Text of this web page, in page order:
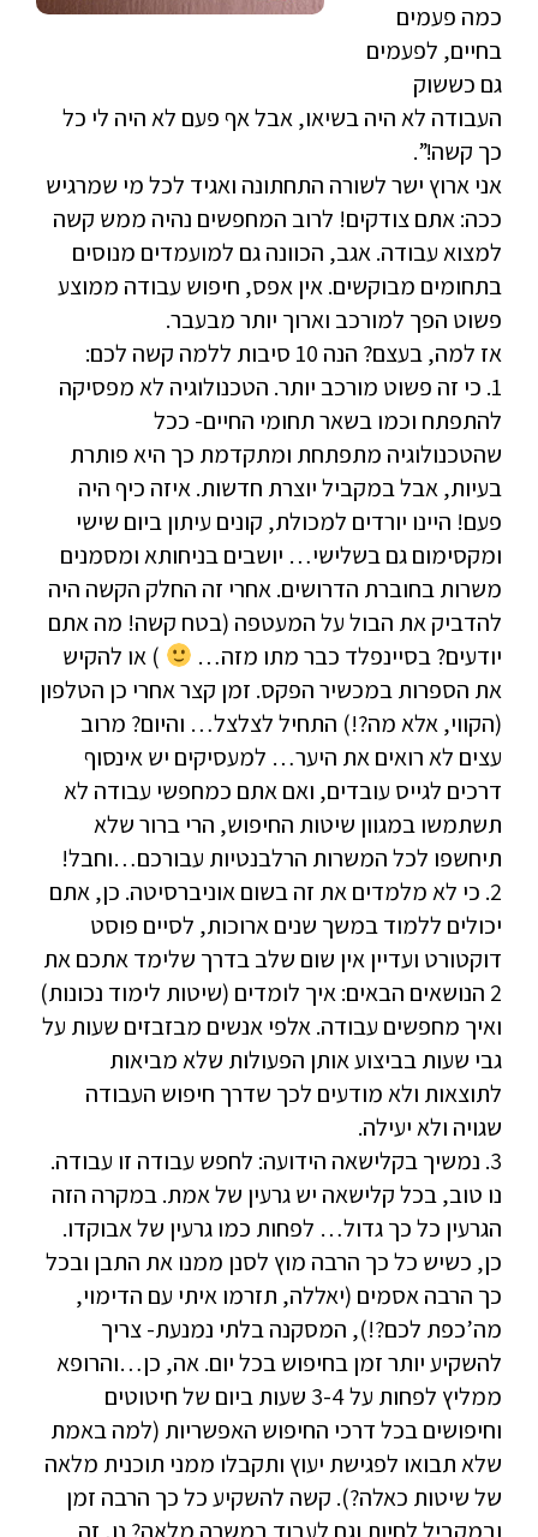
כמה פעמים
בחיים, לפעמים
גם כששוק
העבודה לא היה בשיאו, אבל אף פעם לא היה לי כל
כך קשה!”.
אני ארוץ ישר לשורה התחתונה ואגיד לכל מי שמרגיש
ככה: אתם צודקים! לרוב המחפשים נהיה ממש קשה
למצוא עבודה. אגב, הכוונה גם למועמדים מנוסים
בתחומים מבוקשים. אין אפס, חיפוש עבודה ממוצע
פשוט הפך למורכב וארוך יותר מבעבר.
אז למה, בעצם? הנה 10 סיבות ללמה קשה לכם:
1. כי זה פשוט מורכב יותר. הטכנולוגיה לא מפסיקה
להתפתח וכמו בשאר תחומי החיים- ככל
שהטכנולוגיה מתפתחת ומתקדמת כך היא פותרת
בעיות, אבל במקביל יוצרת חדשות. איזה כיף היה
פעם! היינו יורדים למכולת, קונים עיתון ביום שישי
ומקסימום גם בשלישי… יושבים בניחותא ומסמנים
משרות בחוברת הדרושים. אחרי זה החלק הקשה היה
להדביק את הבול על המעטפה (בטח קשה! מה אתם
יודעים? בסיינפלד כבר מתו מזה…
) או להקיש
את הספרות במכשיר הפקס. זמן קצר אחרי כן הטלפון
(הקווי, אלא מה?!) התחיל לצלצל… והיום? מרוב
עצים לא רואים את היער… למעסיקים יש אינסוף
דרכים לגייס עובדים, ואם אתם כמחפשי עבודה לא
תשתמשו במגוון שיטות החיפוש, הרי ברור שלא
תיחשפו לכל המשרות הרלבנטיות עבורכם…וחבל!
2. כי לא מלמדים את זה בשום אוניברסיטה. כן, אתם
יכולים ללמוד במשך שנים ארוכות, לסיים פוסט
דוקטורט ועדיין אין שום שלב בדרך שלימד אתכם את
2 הנושאים הבאים: איך לומדים (שיטות לימוד נכונות)
ואיך מחפשים עבודה. אלפי אנשים מבזבזים שעות על
גבי שעות בביצוע אותן הפעולות שלא מביאות
לתוצאות ולא מודעים לכך שדרך חיפוש העבודה
שגויה ולא יעילה.
3. נמשיך בקלישאה הידועה: לחפש עבודה זו עבודה.
נו טוב, בכל קלישאה יש גרעין של אמת. במקרה הזה
הגרעין כל כך גדול… לפחות כמו גרעין של אבוקדו.
כן, כשיש כל כך הרבה מוץ לסנן ממנו את התבן ובכל
כך הרבה אסמים (יאללה, תזרמו איתי עם הדימוי,
מה’כפת לכם?!), המסקנה בלתי נמנעת- צריך
להשקיע יותר זמן בחיפוש בכל יום. אה, כן…והרופא
ממליץ לפחות על 3-4 שעות ביום של חיטוטים
וחיפושים בכל דרכי החיפוש האפשריות (למה באמת
שלא תבואו לפגישת יעוץ ותקבלו ממני תוכנית מלאה
של שיטות כאלה?). קשה להשקיע כל כך הרבה זמן